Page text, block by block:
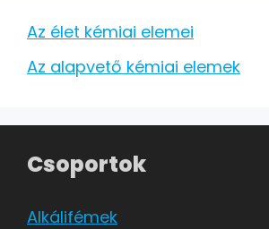
Az élet kémiai elemei
Az alapvető kémiai elemek
Csoportok
Alkálifémek